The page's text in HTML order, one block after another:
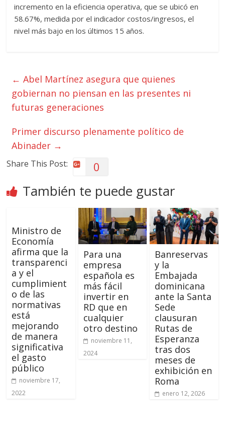
incremento en la eficiencia operativa, que se ubicó en
58.67%, medida por el indicador costos/ingresos, el
nivel más bajo en los últimos 15 años.
← Abel Martínez asegura que quienes
gobiernan no piensan en las presentes ni
futuras generaciones
Primer discurso plenamente político de
Abinader →
Share This Post: 0
También te puede gustar
Ministro de
Economía
afirma que la
transparenci
a y el
cumplimient
o de las
normativas
está
mejorando
de manera
significativa
el gasto
público
noviembre 17,
2022
Para una
empresa
española es
más fácil
invertir en
RD que en
cualquier
otro destino
noviembre 11,
2024
Banreservas
y la
Embajada
dominicana
ante la Santa
Sede
clausuran
Rutas de
Esperanza
tras dos
meses de
exhibición en
Roma
enero 12, 2026